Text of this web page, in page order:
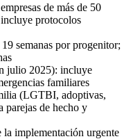
de más de 50
protocolos
semanas por progenitor;
julio 2025): incluye
familiares
(LGTBI, adoptivas,
parejas de hecho y
implementación urgente